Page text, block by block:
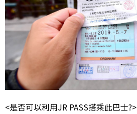
<是否可以利用JR PASS搭乘此巴士?>